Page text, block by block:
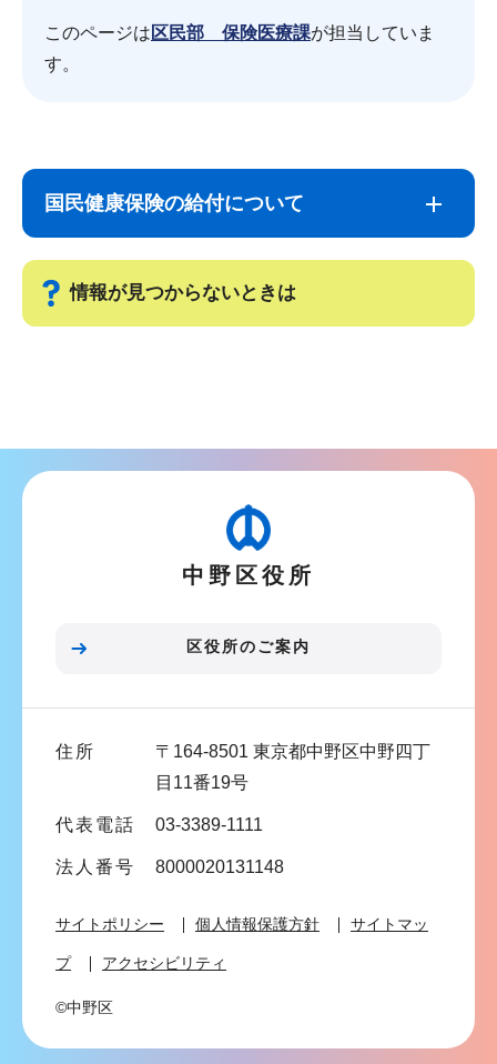
このページは 区民部 保険医療課が担当していま
す。
こ
で
国民健康保険の給付について
情報が見つからないときは
ゲ
ま
中野区役所
区役所のご案内
住所
〒164-8501 東京都中野区中野四丁
目11番19号
代表電話 03-3389-1111
法人番号 8000020131148
サイトポリシー 個人情報保護方針 サイトマッ
プ アクセシビリティ
©中野区